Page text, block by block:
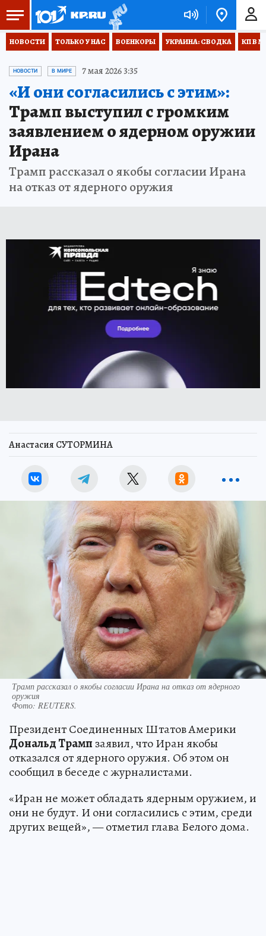
НОВОСТИ ТОЛЬКО У НАС ВОЕНКОРЫ УКРАИНА: СВОДКА КП В
НОВОСТИ В МИРЕ 7 мая 2026 3:35
«И они согласились с этим»:
Трамп выступил с громким
заявлением о ядерном оружии
Ирана
Трамп рассказал о якобы согласии Ирана
на отказ от ядерного оружия
Анастасия СУТОРМИНА
Трамп рассказал о якобы согласии Ирана на отказ от ядерного
оружия
Фото: REUTERS.
Президент Соединенных Штатов Америки
Дональд Трамп заявил, что Иран якобы
отказался от ядерного оружия. Об этом он
сообщил в беседе с журналистами.
«Иран не может обладать ядерным оружием, и
они не будут. И они согласились с этим, среди
других вещей», — отметил глава Белого дома.